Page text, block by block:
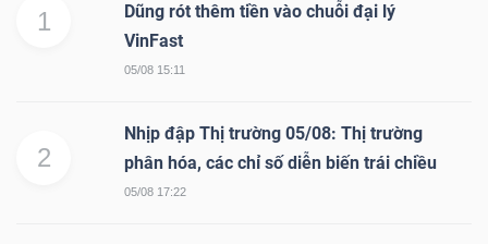
1
Dũng rót thêm tiền vào chuỗi đại lý
VinFast
05/08 15:11
2
Nhịp đập Thị trường 05/08: Thị trường
phân hóa, các chỉ số diễn biến trái chiều
05/08 17:22